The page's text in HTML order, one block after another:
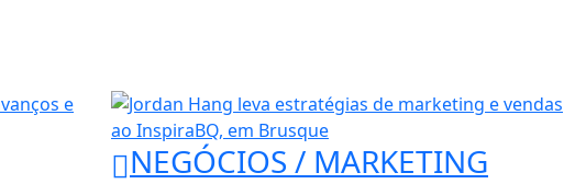
NEGÓCIOS / MARKETING